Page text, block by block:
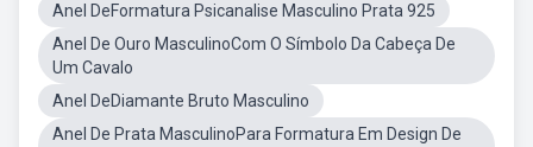
Anel DeFormatura Psicanalise Masculino Prata 925
Anel De Ouro MasculinoCom O Símbolo Da Cabeça De
Um Cavalo
Anel DeDiamante Bruto Masculino
Anel De Prata MasculinoPara Formatura Em Design De